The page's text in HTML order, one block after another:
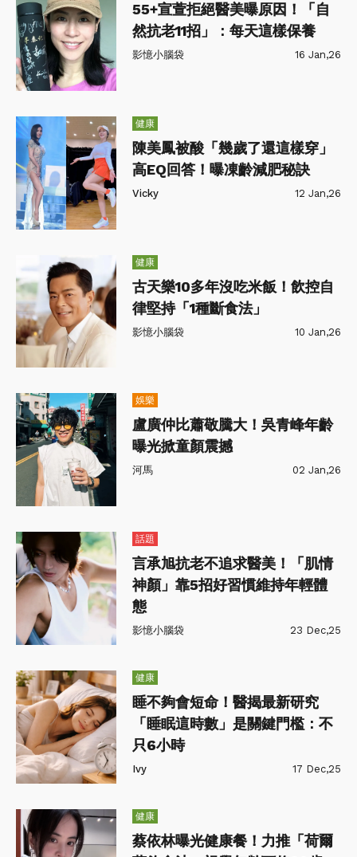
55+宣萱拒絕醫美曝原因！「自
然抗老11招」：每天這樣保養
影憶小腦袋 16 Jan,26
健康
陳美鳳被酸「幾歲了還這樣穿」
高EQ回答！曝凍齡減肥秘訣
Vicky 12 Jan,26
健康
古天樂10多年沒吃米飯！飲控自
律堅持「1種斷食法」
影憶小腦袋 10 Jan,26
娛樂
盧廣仲比蕭敬騰大！吳青峰年齡
曝光掀童顏震撼
河馬 02 Jan,26
話題
言承旭抗老不追求醫美！「肌情
神顏」靠5招好習慣維持年輕體
態
影憶小腦袋 23 Dec,25
健康
睡不夠會短命！醫揭最新研究
「睡眠這時數」是關鍵門檻：不
只6小時
Ivy 17 Dec,25
健康
蔡依林曝光健康餐！力推「荷爾